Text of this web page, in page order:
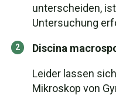
unterscheiden,
Untersuchung
Discina
Leider lassen
Mikroskop von